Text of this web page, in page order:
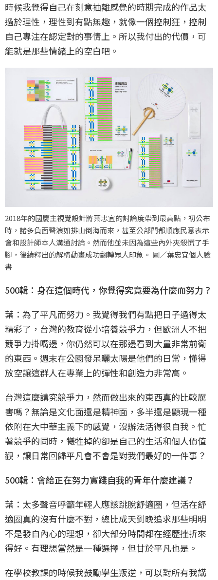
時候我覺得自己在刻意抽離感覺的時期完成的作品太
過於理性，理性到有點無趣，就像一個控制狂，控制
自己專注在認定對的事情上。所以我付出的代價，可
能就是那些情緒上的空白吧。
2018年的國慶主視覺設計將葉忠宜的討論度帶到最高點，初公布
時，諸多負面聲浪如排山倒海而來，甚至公部門都順應民意表示
會和設計師本人溝通討論。然而他並未因為這些內外夾殺慌了手
腳，後續釋出的解構動畫成功翻轉眾人印象。 圖／葉忠宜個人臉
書
500輯：身在這個時代，你覺得究竟要為什麼而努力？
葉：為了平凡而努力。我覺得我們有點把日子過得太
精彩了，台灣的教育從小培養競爭力，但歐洲人不把
競爭力掛嘴邊，你仍然可以在那邊看到大量非常前衛
的東西。週末在公園發呆曬太陽是他們的日常，懂得
放空讓這群人在專業上的彈性和創造力非常高。
台灣這麼講究競爭力，然而做出來的東西真的比較厲
害嗎？無論是文化面還是精神面，多半還是顯現一種
依附在大中華主義下的感覺，沒辦法活得很自我。忙
著競爭的同時，犧牲掉的卻是自己的生活和個人價值
觀，讓日常回歸平凡會不會是對我們最好的一件事？
500輯：會給正在努力實踐自我的青年什麼建議？
葉：太多聲音呼籲年輕人應該跳脫舒適圈，但活在舒
適圈真的沒有什麼不對，總比成天到晚追求那些明明
不是發自內心的理想，卻大部分時間都在經歷挫折來
得好。有理想當然是一種選擇，但甘於平凡也是。
在學校教課的時候我鼓勵學生叛逆，可以對所有我講